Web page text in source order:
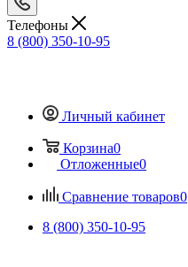
Телефоны
8 (800) 350-10-95
Личный кабинет
Корзина0
Отложенные0
Сравнение товаров0
8 (800) 350-10-95